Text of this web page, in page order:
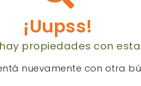
¡Uupss!
propiedades con
nuevamente con otra